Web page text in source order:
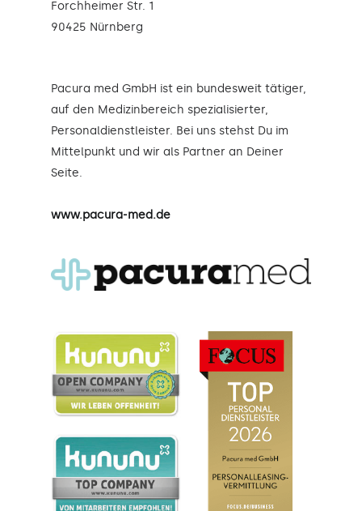
Forchheimer Str. 1
90425 Nürnberg
Pacura med GmbH ist ein bundesweit tätiger,
auf den Medizinbereich spezialisierter,
Personaldienstleister. Bei uns stehst Du im
Mittelpunkt und wir als Partner an Deiner
Seite.
www.pacura-med.de